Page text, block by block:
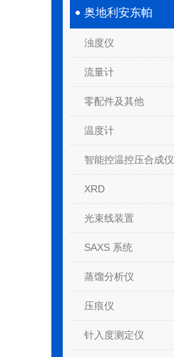
奥地利安东帕
浊度仪
流量计
零配件及其他
温度计
智能控温控压合成仪
XRD
光束线装置
SAXS 系统
蒸馏分析仪
压痕仪
针入度测定仪